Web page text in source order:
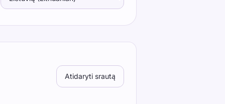
Atidaryti srautą